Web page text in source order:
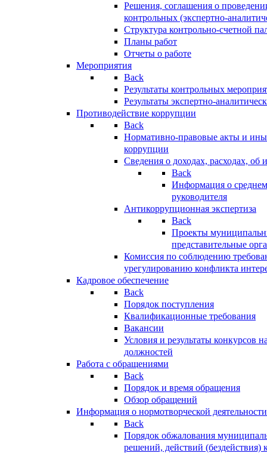
Решения, соглашения о
контрольных (экспертно-
Структура контрольно-счетной
Планы работ
Отчеты о работе
Мероприятия
Back
Результаты контрольных
Результаты экспертно-
Противодействие коррупции
Back
Нормативно-правовые акты и
коррупции
Сведения о доходах, расходах, об
Back
Информация о
руководителя
Антикоррупционная экспертиза
Back
Проекты
представительные
Комиссия по соблюдению
урегулированию конфликта
Кадровое обеспечение
Back
Порядок поступления
Квалификационные требования
Вакансии
Условия и результаты конкурсов
должностей
Работа с обращениями
Back
Порядок и время обращения
Обзор обращений
Информация о нормотворческой деятельности
Back
Порядок обжалования
решений, действий (бездействия)